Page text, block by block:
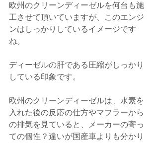
欧州のクリーンディーゼルを何台も施
工させて頂いていますが、このエンジ
ンはしっかりしているイメージです
ね。
ディーゼルの肝である圧縮がしっかり
している印象です。
欧州のクリーンディーゼルは、水素を
入れた後の反応の仕方やマフラーから
の排気を見ていると、メーカーの寄っ
ての個性？違いが国産車よりも分かり